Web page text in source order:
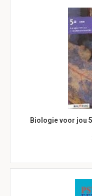
Biologie voor jou